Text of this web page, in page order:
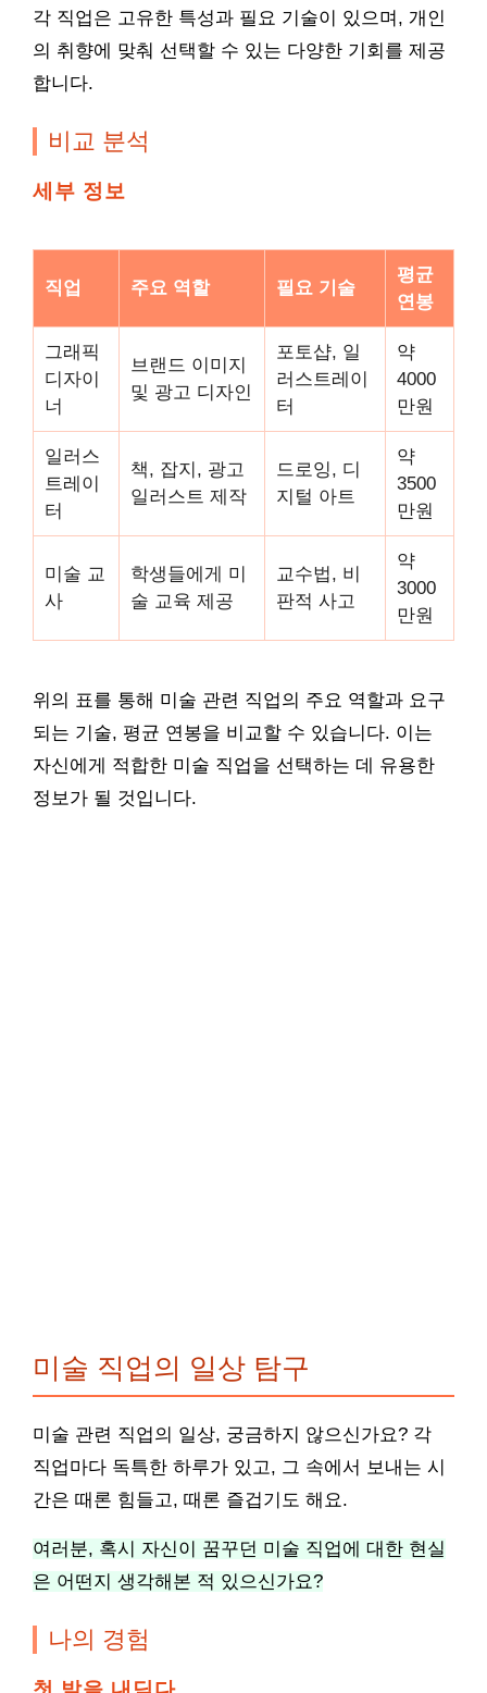
각 직업은 고유한 특성과 필요 기술이 있으며, 개인
의 취향에 맞춰 선택할 수 있는 다양한 기회를 제공
합니다.
비교 분석
세부 정보
직업 주요 역할 필요 기술
평균
연봉
그래픽
디자이
너
브랜드 이미지
및 광고 디자인
포토샵, 일
러스트레이
터
약
4000
만원
일러스
트레이
터
책, 잡지, 광고
일러스트 제작
드로잉, 디
지털 아트
약
3500
만원
미술 교
사
학생들에게 미
술 교육 제공
교수법, 비
판적 사고
약
3000
만원
위의 표를 통해 미술 관련 직업의 주요 역할과 요구
되는 기술, 평균 연봉을 비교할 수 있습니다. 이는
자신에게 적합한 미술 직업을 선택하는 데 유용한
정보가 될 것입니다.
미술 직업의 일상 탐구
미술 관련 직업의 일상, 궁금하지 않으신가요? 각
직업마다 독특한 하루가 있고, 그 속에서 보내는 시
간은 때론 힘들고, 때론 즐겁기도 해요.
여러분, 혹시 자신이 꿈꾸던 미술 직업에 대한 현실
은 어떤지 생각해본 적 있으신가요?
나의 경험